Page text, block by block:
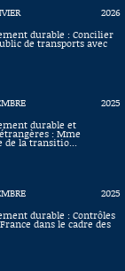
2026
durable : Concilier
de transports avec
2025
durable et
: Mme
de la transitio...
2025
durable : Contrôles
dans le cadre des